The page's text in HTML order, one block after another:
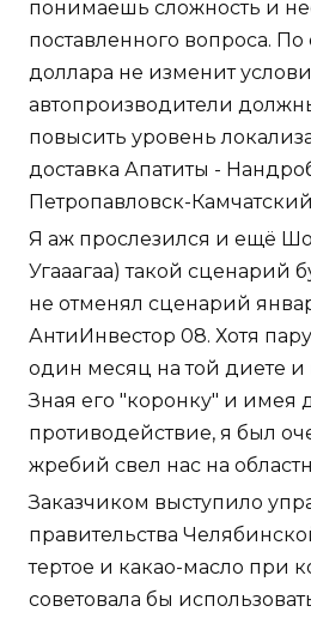
понимаешь сложность и
поставленного вопроса. По
доллара не изменит
автопроизводители
повысить уровень
доставка Апатиты -
Петропавловск-
Я аж прослезился и ещё
Угааагаа) такой сценарий
не отменял сценарий
АнтиИнвестор 08. Хотя
один месяц на той диете и
Зная его "коронку" и имея
противодействие, я был
жребий свел нас на
Заказчиком выступило
правительства
тертое и какао-масло при
советовала бы